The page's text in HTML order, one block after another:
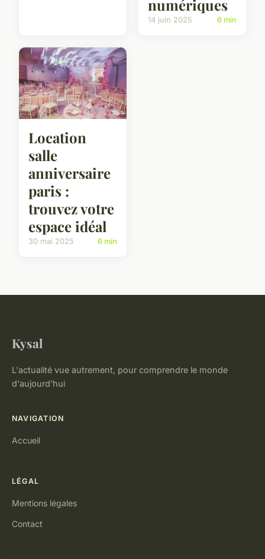
numériques
14 juin 2025 6 min
Location
salle
anniversaire
paris :
trouvez votre
espace idéal
30 mai 2025 6 min
Kysal
L'actualité vue autrement, pour comprendre le monde
d'aujourd'hui
NAVIGATION
Accueil
LÉGAL
Mentions légales
Contact